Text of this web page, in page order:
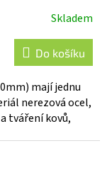
Skladem
Do košíku
mají jednu
nerezová ocel,
tváření kovů,